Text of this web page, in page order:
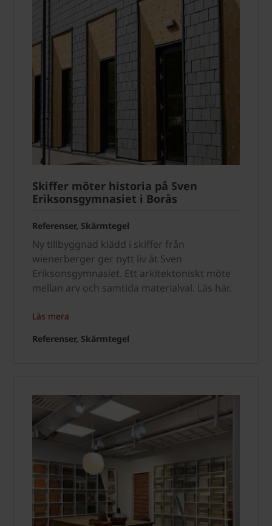
Skiffer möter historia på Sven
Eriksonsgymnasiet i Borås
Referenser, Skärmtegel
Ny tillbyggnad klädd i skiffer från
wienerberger ger nytt liv åt Sven
Eriksonsgymnasiet. Ett arkitektoniskt möte
mellan arv och samtida materialval. Läs här.
Läs mera
Referenser, Skärmtegel